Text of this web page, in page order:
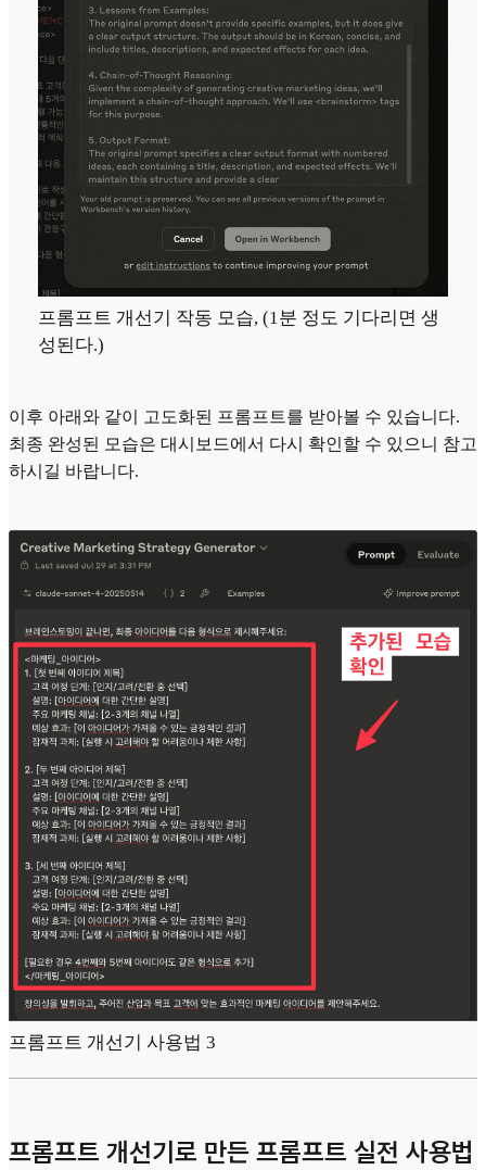
프롬프트 개선기 작동 모습, (1분 정도 기다리면 생
성된다.)
이후 아래와 같이 고도화된 프롬프트를 받아볼 수 있습니다.
최종 완성된 모습은 대시보드에서 다시 확인할 수 있으니 참고
하시길 바랍니다.
프롬프트 개선기 사용법 3
프롬프트 개선기로 만든 프롬프트 실전 사용법